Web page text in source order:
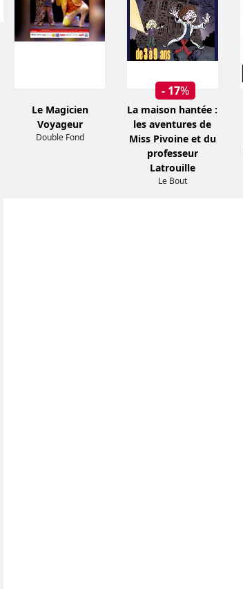
Le Magicien
Voyageur
Double Fond
- 17%
La maison hantée :
les aventures de
Miss Pivoine et du
professeur
Latrouille
Le Bout